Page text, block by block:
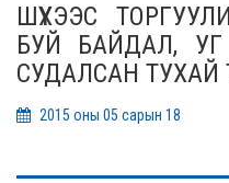
ШҮҮХЭЭС
БУЙ БАЙДАЛ,
СУДАЛСАН ТУХАЙ
2015 оны 05 сарын 18